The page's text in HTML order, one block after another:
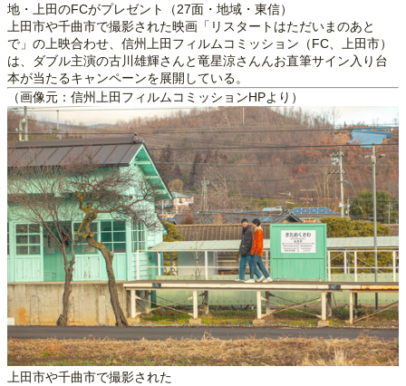
地・上田のFCがプレゼント（27面・地域・東信）
上田市や千曲市で撮影された映画「リスタートはただいまのあと
で」の上映合わせ、信州上田フィルムコミッション（FC、上田市）
は、ダブル主演の古川雄輝さんと竜星涼さんんお直筆サイン入り台
本が当たるキャンペーンを展開している。
（画像元：信州上田フィルムコミッションHPより）
上田市や千曲市で撮影された